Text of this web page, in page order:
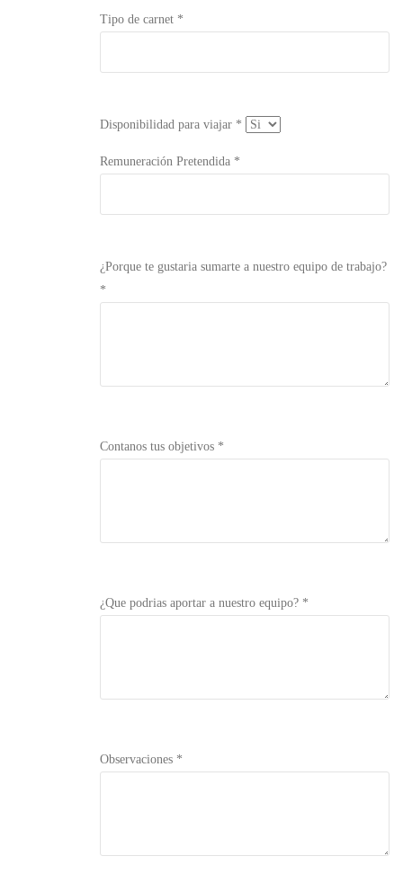
Tipo de carnet *
Disponibilidad para viajar *
Remuneración Pretendida *
¿Porque te gustaria sumarte a nuestro equipo de trabajo?
*
Contanos tus objetivos *
¿Que podrias aportar a nuestro equipo? *
Observaciones *